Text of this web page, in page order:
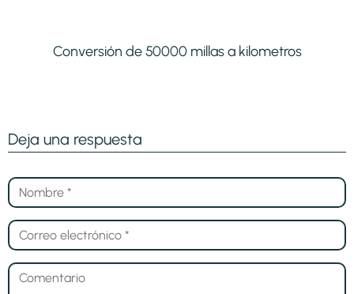
Conversión de 50000 millas a kilometros
Deja una respuesta